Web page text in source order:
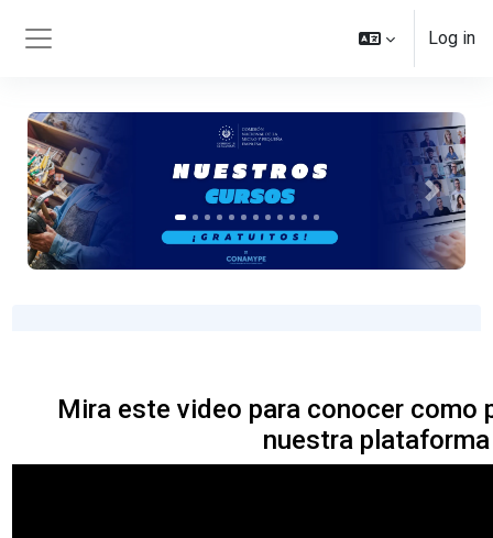
Log in
Previous Next
Mira este video para conocer como
nuestra plataforma